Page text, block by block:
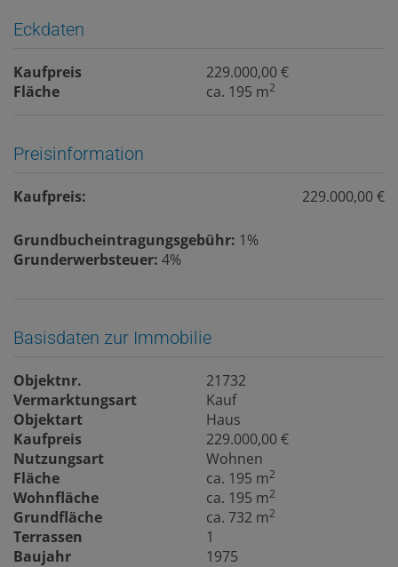
Eckdaten
Kaufpreis
229.000,00 €
Fläche
ca. 195 m2
Preisinformation
Kaufpreis: 229.000,00 €
Grundbucheintragungsgebühr: 1%
Grunderwerbsteuer: 4%
Basisdaten zur Immobilie
Objektnr.
21732
Vermarktungsart
Kauf
Objektart
Haus
Kaufpreis
229.000,00 €
Nutzungsart
Wohnen
Fläche
ca. 195 m2
Wohnfläche ca. 195 m2
Grundfläche ca. 732 m2
Terrassen
1
Baujahr
1975